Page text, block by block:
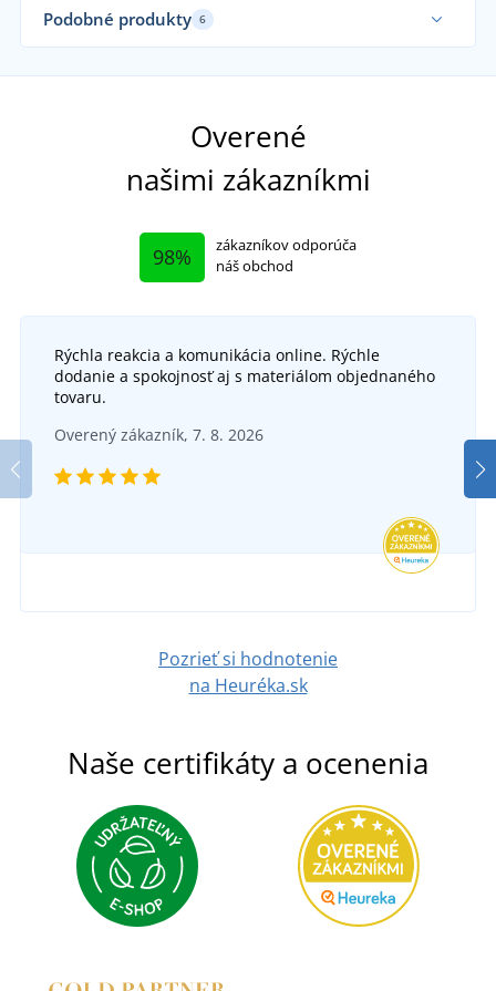
Podobné produkty 6
Kuchárska zástera do pása Ida
Overené
našimi zákazníkmi
98%
zákazníkov odporúča
náš obchod
Rýchla reakcia a komunikácia online. Rýchle
dodanie a spokojnosť aj s materiálom objednaného
tovaru.
Overený zákazník, 7. 8. 2026
Pozrieť si hodnotenie
na Heuréka.sk
Naše certifikáty a ocenenia